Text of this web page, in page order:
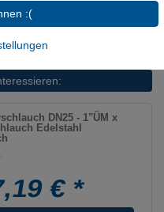
DN25 - 1"ÜM x
Edelstahl
€ *
Alle ablehnen :(